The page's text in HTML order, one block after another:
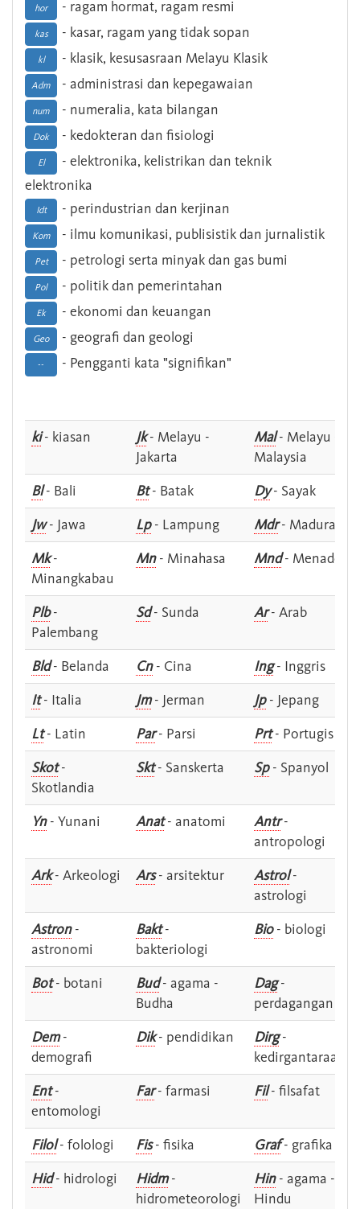
hor - ragam hormat, ragam resmi
kas - kasar, ragam yang tidak sopan
kl - klasik, kesusasraan Melayu Klasik
Adm - administrasi dan kepegawaian
num - numeralia, kata bilangan
Dok - kedokteran dan fisiologi
El
- elektronika, kelistrikan dan teknik
elektronika
Idt - perindustrian dan kerjinan
Kom - ilmu komunikasi, publisistik dan jurnalistik
Pet - petrologi serta minyak dan gas bumi
Pol - politik dan pemerintahan
Ek - ekonomi dan keuangan
Geo - geografi dan geologi
-- - Pengganti kata "signifikan"
ki- kiasan Jk- Melayu -
Jakarta
Mal- Melayu -
Malaysia
Bl- Bali Bt- Batak Dy- Sayak
Jw- Jawa Lp- Lampung Mdr- Madura
Mk-
Minangkabau
Mn- Minahasa Mnd- Menado
Plb-
Palembang
Sd- Sunda Ar- Arab
Bld- Belanda Cn- Cina Ing- Inggris
It- Italia Jm- Jerman Jp- Jepang
Lt- Latin Par- Parsi Prt- Portugis
Skot-
Skotlandia
Skt- Sanskerta Sp- Spanyol
Yn- Yunani Anat- anatomi Antr-
antropologi
Ark- Arkeologi Ars- arsitektur Astrol-
astrologi
Astron-
astronomi
Bakt-
bakteriologi
Bio- biologi
Bot- botani Bud- agama -
Budha
Dag-
perdagangan
Dem-
demografi
Dik- pendidikan Dirg-
kedirgantaraan
Ent-
entomologi
Far- farmasi Fil- filsafat
Filol- folologi Fis- fisika Graf- grafika
Hid- hidrologi Hidm-
hidrometeorologi
Hin- agama -
Hindu